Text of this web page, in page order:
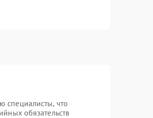
специалисты, что
обязательств